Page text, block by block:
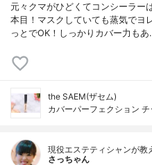
元々クマがひどくてコンシーラー
本目！マスクしていても蒸気でヨ
っとでOK！しっかりカバー力も
the SAEM(ザセム)
カバーパーフェクション
現役エステティシャンが
さっちゃん